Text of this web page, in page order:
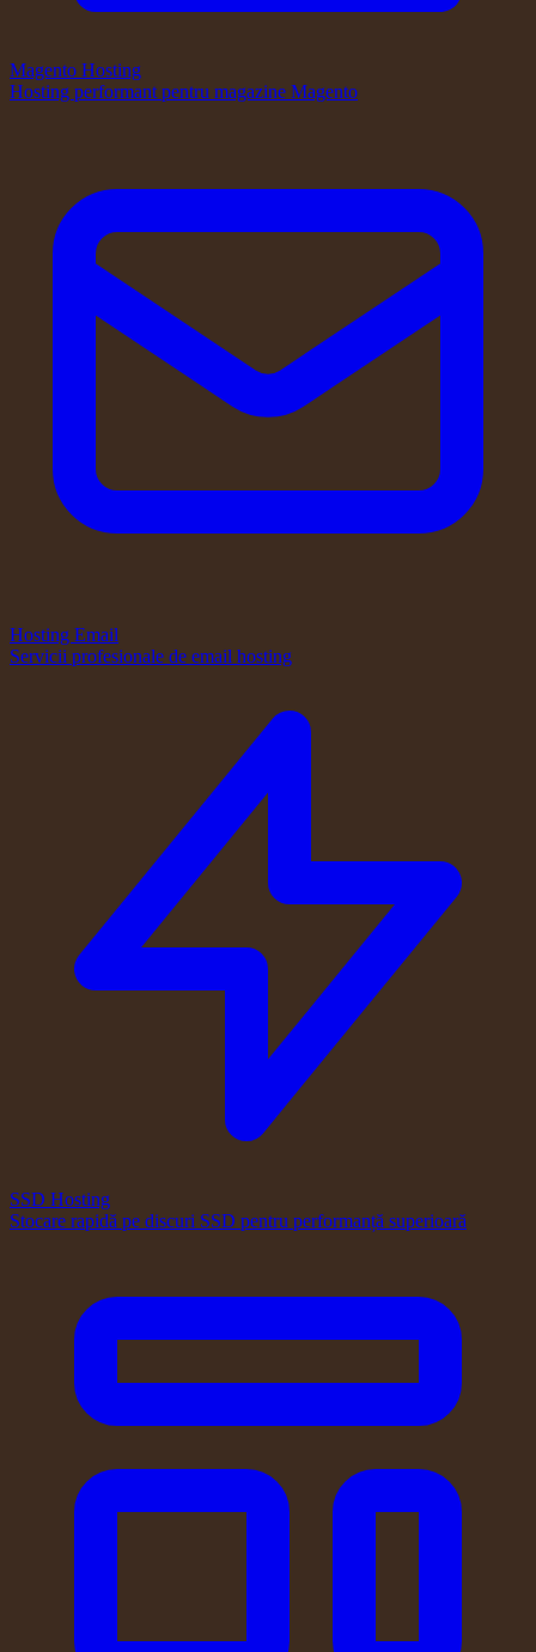
Magento Hosting
Hosting performant pentru magazine Magento
Hosting Email
Servicii profesionale de email hosting
SSD Hosting
Stocare rapidă pe discuri SSD pentru performanță superioară